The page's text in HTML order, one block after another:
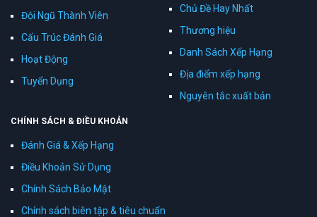
Đội Ngũ Thành Viên
Cấu Trúc Đánh Giá
Hoạt Động
Tuyển Dụng
Chủ Đề Hay Nhất
Thương hiệu
Danh Sách Xếp Hạng
Địa điểm xếp hạng
Nguyên tắc xuất bản
CHÍNH SÁCH & ĐIỀU KHOẢN
Đánh Giá & Xếp Hạng
Điều Khoản Sử Dụng
Chính Sách Bảo Mật
Chính sách biên tập & tiêu chuẩn